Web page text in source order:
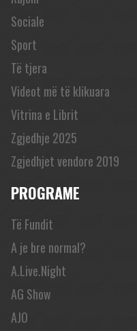
Sociale
Sport
Të tjera
Videot më të klikuara
Vitrina e Librit
Zgjedhje 2025
Zgjedhjet vendore 2019
PROGRAME
Të Fundit
A je bre normal?
A.Live.Night
AG Show
AJO